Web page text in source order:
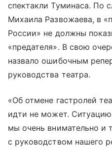
спектакли Туминаса. По
Михаила Развожаева, в
России» не должны
«предателя». В свою
назвало ошибочным
руководства театра.
«Об отмене гастролей
идти не может.
мы очень внимательно и
с руководством нашего